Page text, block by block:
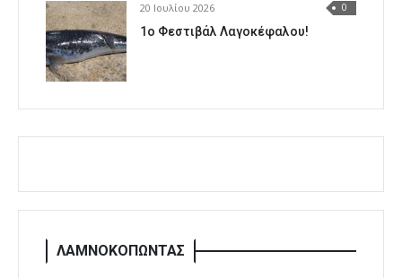
20 Ιουλίου 2026 0
1o Φεστιβάλ Λαγοκέφαλου!
ΛΑΜΝΟΚΟΠΩΝΤΑΣ